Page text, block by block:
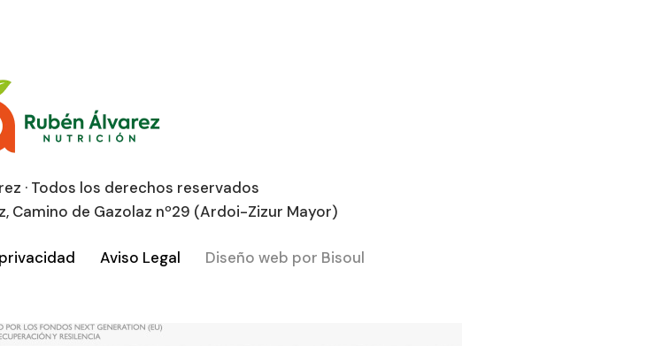
· Todos los derechos reservados
Camino de Gazolaz nº29 (Ardoi-Zizur Mayor)
Aviso Legal Diseño web por Bisoul